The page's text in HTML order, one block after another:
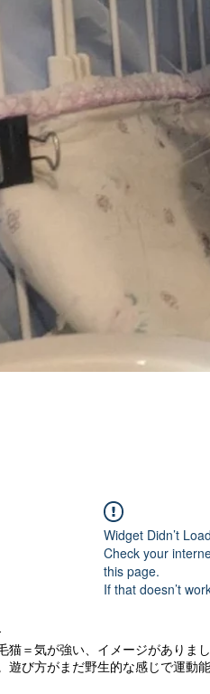
Widget Didn’t Load
Check your
this page.
If that doesn’t
猫＝気が強い、イメージがありま
遊び方がまだ野生的な感じで運動